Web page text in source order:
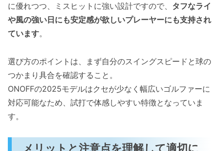
に優れつつ、ミスヒットに強い設計ですので、 タフなライ
や風の強い日にも安定感が欲しいプレーヤーにも支持され
ています。
選び方のポイントは、まず自分のスイングスピードと球の
つかまり具合を確認すること。
ONOFFの2025モデルはクセが少なく幅広いゴルファーに
対応可能なため、試打で体感しやすい特徴となっていま
す。
メリットと注意点を理解して適切に